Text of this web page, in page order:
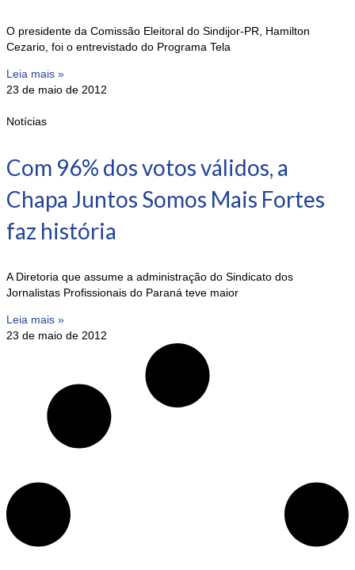
O presidente da Comissão Eleitoral do Sindijor-PR, Hamilton
Cezario, foi o entrevistado do Programa Tela
Leia mais »
23 de maio de 2012
Notícias
Com 96% dos votos válidos, a
Chapa Juntos Somos Mais Fortes
faz história
A Diretoria que assume a administração do Sindicato dos
Jornalistas Profissionais do Paraná teve maior
Leia mais »
23 de maio de 2012